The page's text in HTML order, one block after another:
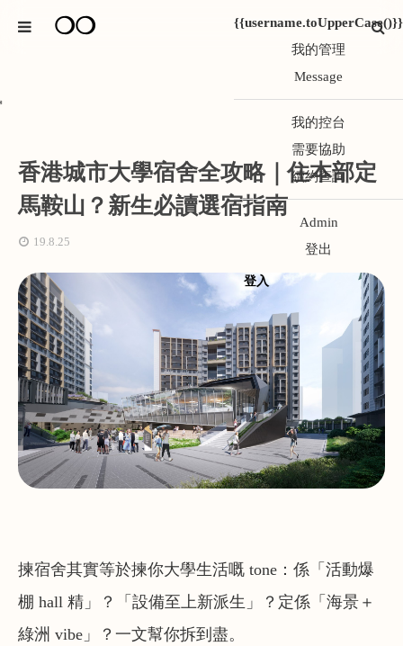
❍❍
{{username.toUpperCase()}}
我的管理
Message
我的控台
需要協助
續約查詢
Admin
登出
登入
香港城市大學宿舍全攻略｜住本部定
馬鞍山？新生必讀選宿指南
19.8.25
揀宿舍其實等於揀你大學生活嘅 tone：係「活動爆
棚 hall 精」？「設備至上新派生」？定係「海景＋
綠洲 vibe」？一文幫你拆到盡。